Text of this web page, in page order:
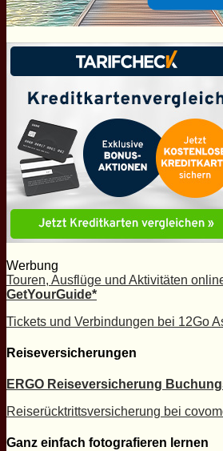
Werbung
Touren, Ausflüge und Aktivitäten
GetYourGuide*
Tickets und Verbindungen bei 12Go
Reiseversicherungen
ERGO Reiseversicherung
Reiserücktrittsversicherung bei
Ganz einfach fotografieren lernen